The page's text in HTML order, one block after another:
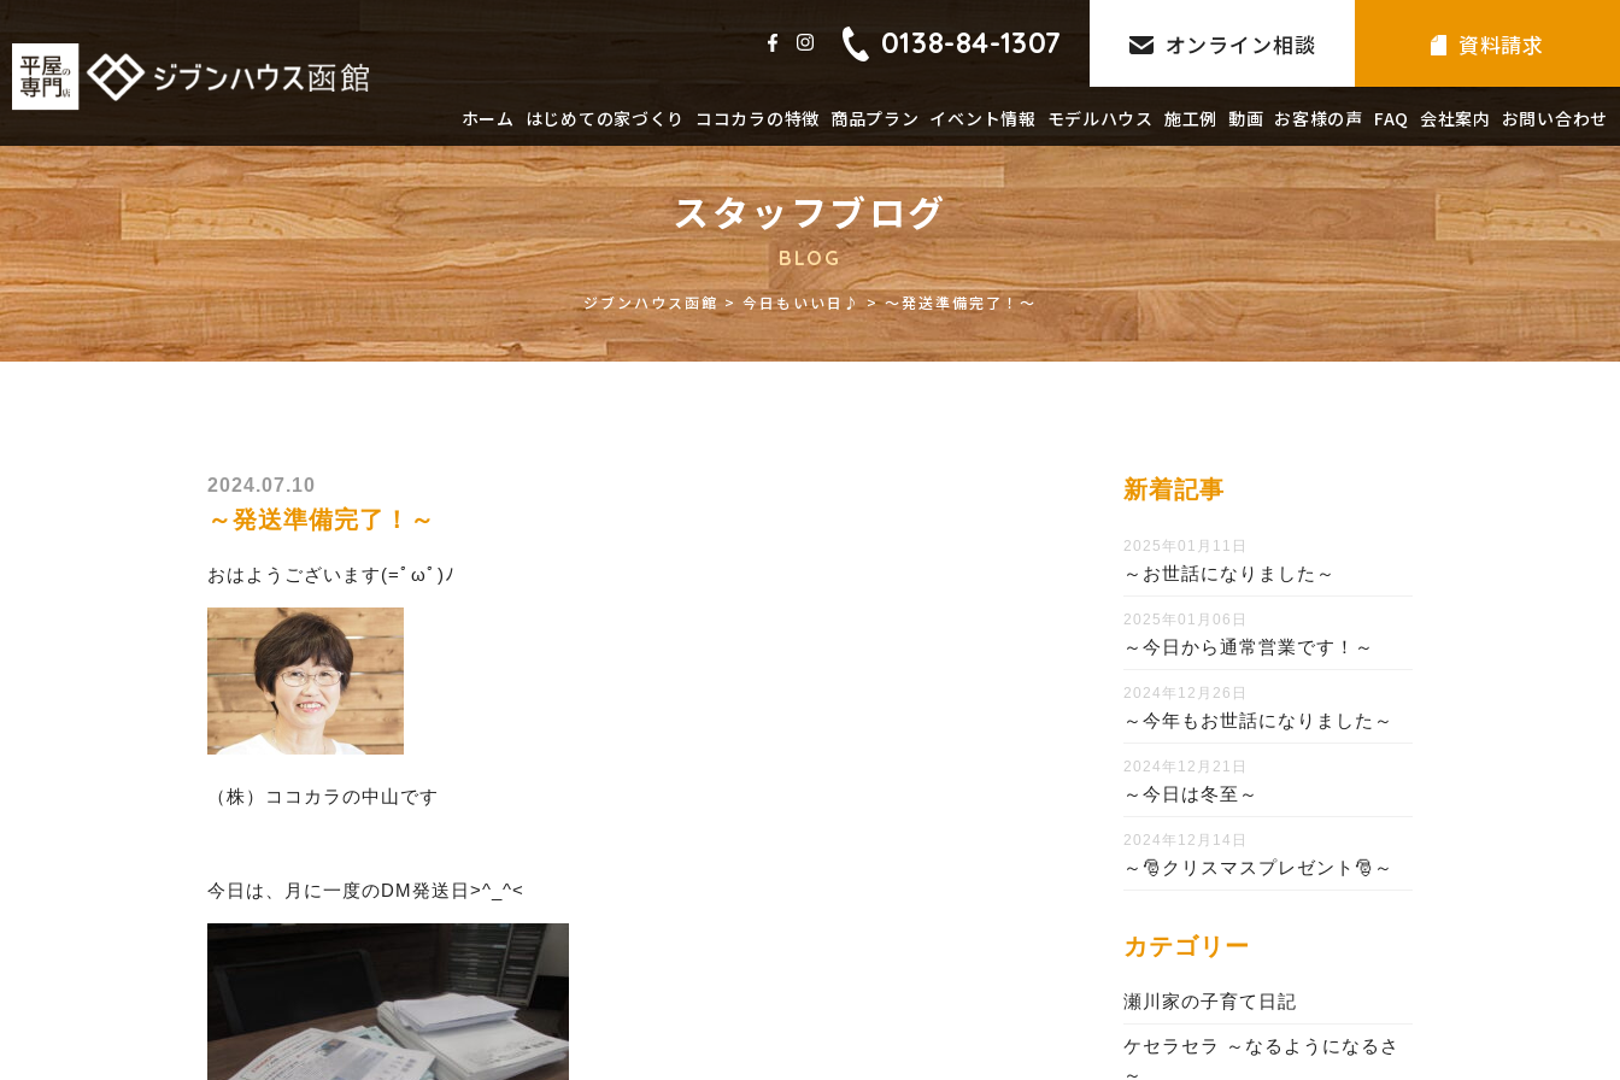
0138-84-1307 オンライン相談 資料請求
ホーム はじめての家づくり ココカラの特徴 商品プラン イベント情報 モデルハウス 施工例 動画 お客様の声 FAQ 会社案内 お問い合わせ
スタッフブログ
BLOG
ジブンハウス函館 > 今日もいい日♪ >～発送準備完了！～
2024.07.10
～発送準備完了！～
おはようございます(=ﾟωﾟ)ﾉ
（株）ココカラの中山です
今日は、月に一度のDM発送日>^_^<
新着記事
2025年01月11日
～お世話になりました～
2025年01月06日
～今日から通常営業です！～
2024年12月26日
～今年もお世話になりました～
2024年12月21日
～今日は冬至～
2024年12月14日
～🎅クリスマスプレゼント🎅～
カテゴリー
瀬川家の子育て日記
ケセラセラ ～なるようになるさ
～